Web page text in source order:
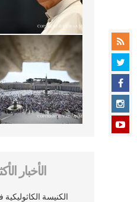
الأخبار
الكنيسة